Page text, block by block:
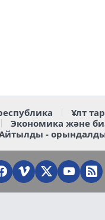
Ұлт
Экономика және
-